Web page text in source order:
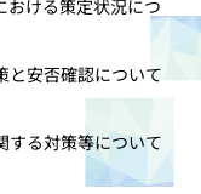
ける策定状況につ
安否確認について
る対策等について